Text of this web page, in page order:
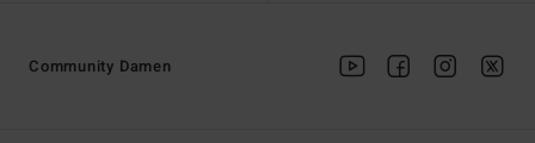
Community Damen